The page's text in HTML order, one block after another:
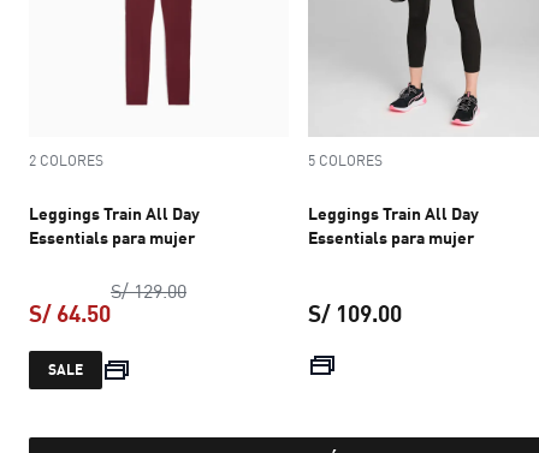
2 COLORES
Leggings Train All Day
Essentials para mujer
S/ 129.00precio original S/ 129.00
S/ 64.50
precio actual S/ 64.50
SALE
5 COLORES
Leggings Train All Day
Essentials para mujer
S/ 109.00